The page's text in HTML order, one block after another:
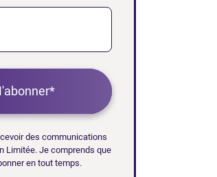
des communications
Limitée. Je comprends que
en tout temps.